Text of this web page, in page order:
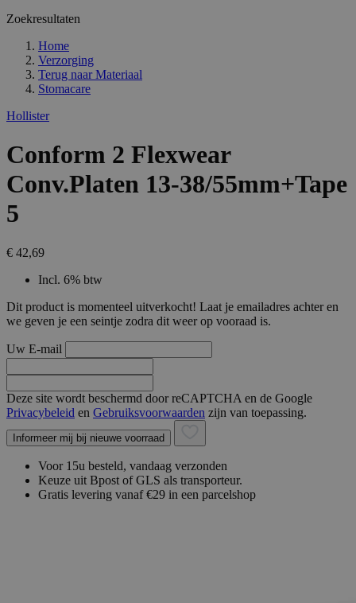
Zoekresultaten
Home
Verzorging
Terug naar Materiaal
Stomacare
Hollister
Conform 2 Flexwear
Conv.Platen 13-38/55mm+Tape
5
€ 42,69
Incl. 6% btw
Dit product is momenteel uitverkocht! Laat je emailadres achter en
we geven je een seintje zodra dit weer op vooraad is.
Uw E-mail
Deze site wordt beschermd door reCAPTCHA en de Google
Privacybeleid en Gebruiksvoorwaarden zijn van toepassing.
Informeer mij bij nieuwe voorraad
Voor 15u besteld, vandaag verzonden
Keuze uit Bpost of GLS als transporteur.
Gratis levering vanaf €29 in een parcelshop